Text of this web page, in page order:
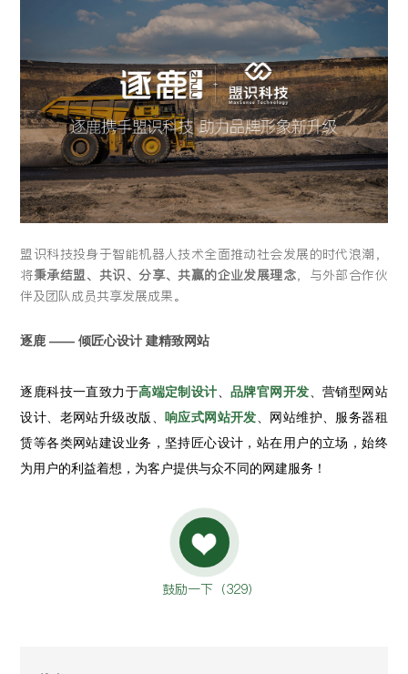
盟识科技投身于智能机器人技术全面推动社会发展的时代浪潮，
将秉承结盟、共识、分享、共赢的企业发展理念，与外部合作伙
伴及团队成员共享发展成果。
逐鹿 —— 倾匠心设计 建精致网站
逐鹿科技一直致力于高端定制设计 、品牌官网开发 、营销型网站
设计、老网站升级改版、 响应式网站开发 、网站维护、服务器租
赁等各类网站建设业务，坚持匠心设计，站在用户的立场，始终
为用户的利益着想，为客户提供与众不同的网建服务！
鼓励一下（329）